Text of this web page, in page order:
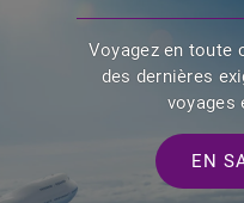
Voyagez en toute
des dernières
voyages
EN